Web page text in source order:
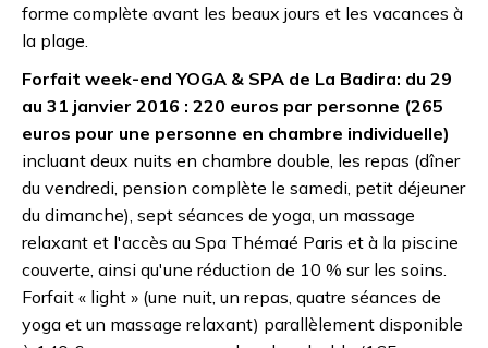
forme complète avant les beaux jours et les vacances à
la plage.
Forfait week-end YOGA & SPA de La Badira: du 29
au 31 janvier 2016 : 220 euros par personne (265
euros pour une personne en chambre individuelle)
incluant deux nuits en chambre double, les repas (dîner
du vendredi, pension complète le samedi, petit déjeuner
du dimanche), sept séances de yoga, un massage
relaxant et l'accès au Spa Thémaé Paris et à la piscine
couverte, ainsi qu'une réduction de 10 % sur les soins.
Forfait « light » (une nuit, un repas, quatre séances de
yoga et un massage relaxant) parallèlement disponible